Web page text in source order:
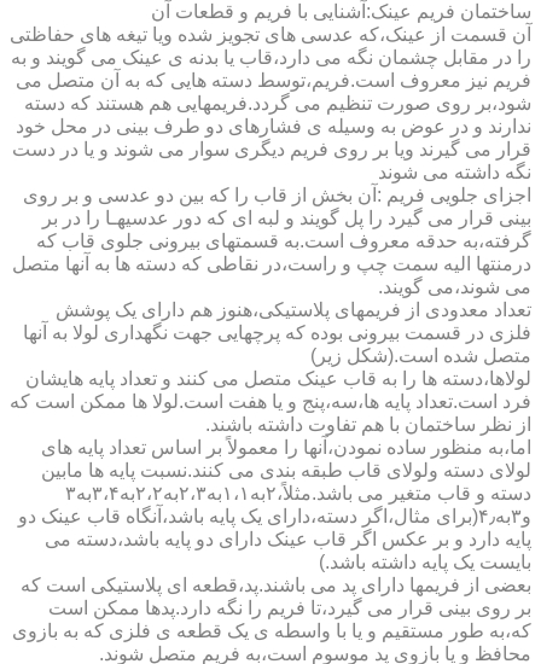
ساختمان فریم عینک:آشنایی با فریم و قطعات آن
آن قسمت از عینک،که عدسی های تجویز شده ویا تیغه های حفاظتی
را در مقابل چشمان نگه می دارد،قاب یا بدنه ی عینک می گویند و به
فریم نیز معروف است.فریم،توسط دسته هایی که به آن متصل می
شود،بر روی صورت تنظیم می گردد.فریمهایی هم هستند که دسته
ندارند و در عوض به وسیله ی فشارهای دو طرف بینی در محل خود
قرار می گیرند ویا بر روی فریم دیگری سوار می شوند و یا در دست
نگه داشته می شوند
اجزای جلویی فریم :آن بخش از قاب را که بین دو عدسی و بر روی
بینی قرار می گیرد را پل گویند و لبه ای که دور عدسیهـا را در بر
گرفته،به حدقه معروف است.به قسمتهای بیرونی جلوی قاب که
درمنتها الیه سمت چپ و راست،در نقاطی که دسته ها به آنها متصل
می شوند،می گویند.
تعداد معدودی از فریمهای پلاستیکی،هنوز هم دارای یک پوشش
فلزی در قسمت بیرونی بوده که پرچهایی جهت نگهداری لولا به آنها
متصل شده است.(شکل زیر)
لولاها،دسته ها را به قاب عینک متصل می کنند و تعداد پایه هایشان
فرد است.تعداد پایه ها،سه،پنج و یا هفت است.لولا ها ممکن است که
از نظر ساختمان با هم تفاوت داشته باشند.
اما،به منظور ساده نمودن،آنها را معمولاً بر اساس تعداد پایه های
لولای دسته ولولای قاب طبقه بندی می کنند.نسبت پایه ها مابین
دسته و قاب متغیر می باشد.مثلاً،۲به۱،۱به۲،۳به۲،۲به۳،۴به۳
و۳به۴٫(برای مثال،اگر دسته،دارای یک پایه باشد،آنگاه قاب عینک دو
پایه دارد و بر عکس اگر قاب عینک دارای دو پایه باشد،دسته می
بایست یک پایه داشته باشد.)
بعضی از فریمها دارای پد می باشند.پد،قطعه ای پلاستیکی است که
بر روی بینی قرار می گیرد،تا فریم را نگه دارد.پدها ممکن است
که،به طور مستقیم و یا با واسطه ی یک قطعه ی فلزی که به بازوی
محافظ و یا بازوی پد موسوم است،به فریم متصل شوند.